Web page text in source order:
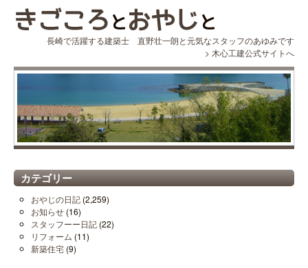
長崎で活躍する建築士 直野壮一朗と元気なスタッフのあゆみです
> 木心工建公式サイトへ
カテゴリー
おやじの日記 (2,259)
お知らせ (16)
スタッフーー日記 (22)
リフォーム (11)
新築住宅 (9)